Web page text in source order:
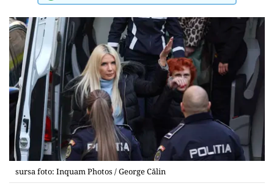
sursa foto: Inquam Photos / George Călin